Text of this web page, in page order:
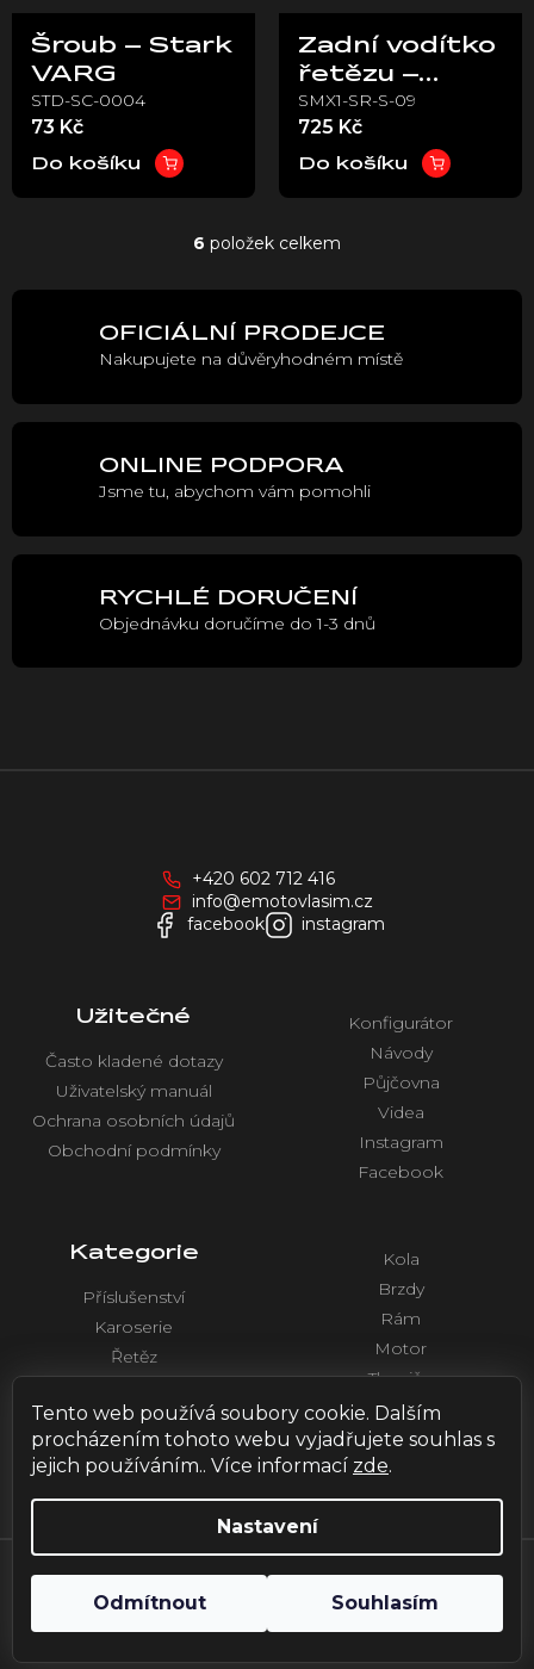
Tento web používá soubory cookie. Dalším
procházením tohoto webu vyjadřujete souhlas s
jejich používáním.. Více informací zde.
Nastavení
Odmítnout Souhlasím
Šroub – Stark
VARG
STD-SC-0004
73 Kč
Do košíku
Zadní vodítko
řetězu –
Stark VARG
SMX1-SR-S-09
725 Kč
Do košíku
O
d
a
í
r
v
k
p
6 položek celkem
OFICIÁLNÍ PRODEJCE
Nakupujete na důvěryhodném místě
ONLINE PODPORA
Jsme tu, abychom vám pomohli
RYCHLÉ DORUČENÍ
Objednávku doručíme do 1-3 dnů
+420 602 712 416
info@emotovlasim.cz
facebook
instagram
Užitečné
Často kladené dotazy
Uživatelský manuál
Ochrana osobních údajů
Obchodní podmínky
Konfigurátor
Návody
Půjčovna
Videa
Instagram
Facebook
Kategorie
Příslušenství
Karoserie
Řetěz
Elektronika
Kola
Brzdy
Rám
Motor
Tlumiče
Řídítka a ovládaní
Vytvořil Shoptet